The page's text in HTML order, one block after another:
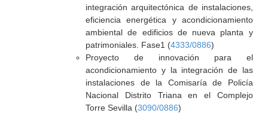
integración arquitectónica de instalaciones,
eficiencia energética y acondicionamiento
ambiental de edificios de nueva planta y
patrimoniales. Fase1 (4333/0886)
Proyecto de innovación para el
acondicionamiento y la integración de las
instalaciones de la Comisaría de Policía
Nacional Distrito Triana en el Complejo
Torre Sevilla (3090/0886)